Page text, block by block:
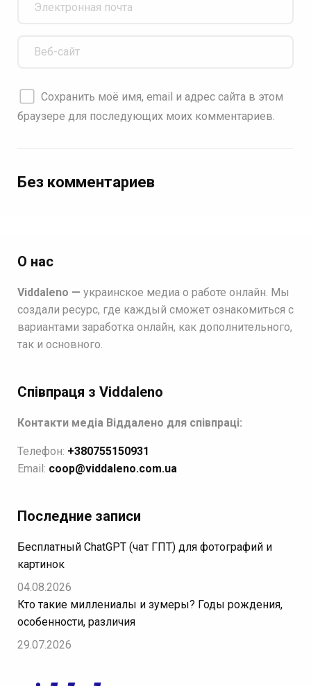
Сохранить моё имя, email и адрес сайта в этом
браузере для последующих моих комментариев.
Без комментариев
О нас
Viddaleno — украинское медиа о работе онлайн. Мы
создали ресурс, где каждый сможет ознакомиться с
вариантами заработка онлайн, как дополнительного,
так и основного.
Співпраця з Viddaleno
Контакти медіа Віддалено для співпраці:
Телефон: +380755150931
Email: coop@viddaleno.com.ua
Последние записи
Бесплатный ChatGPT (чат ГПТ) для фотографий и
картинок
04.08.2026
Кто такие миллениалы и зумеры? Годы рождения,
особенности, различия
29.07.2026